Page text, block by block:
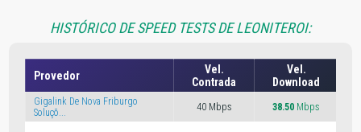
HISTÓRICO DE SPEED TESTS DE LEONITEROI:
Provedor
Vel.
Contrada
Vel.
Download
Gigalink De Nova Friburgo
Soluçõ...
40 Mbps 38.50 Mbps